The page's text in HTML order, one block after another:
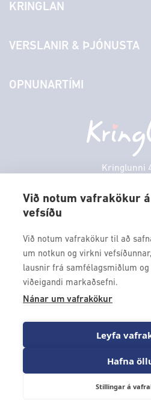
Við notum vafrakökur
vefsíðu
Við notum vafrakökur til að
um notkun og virkni
lausnir frá samfélagsmiðlum
viðeigandi markaðsefni.
Nánar um vafrakökur
Leyfa
Hafna
Stillingar á
Kringlunni
KRINGLAN
Laus störf
Hafðu samband
Persónuverndarstefna
VERSLANIR & ÞJÓNUSTA
Borgarbókasafn
Borgarleikhúsið
Ævintýraland
OPNUNARTÍMI
Þriðjudagur
VERTU MEÐ
Fáðu forskot á dagskrána okkar